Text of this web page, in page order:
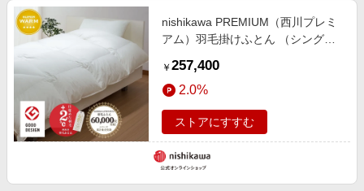
nishikawa PREMIUM（西川プレミ
アム）羽毛掛けふとん （シングル
発送商品】
￥ 257,400
2.0%
ストアにすすむ